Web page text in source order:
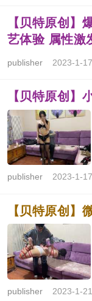
【贝特原创
艺体验 属性激
publisher2023-1-17
【贝特原创】
publisher2023-1-17
【贝特原创】
publisher2023-1-21